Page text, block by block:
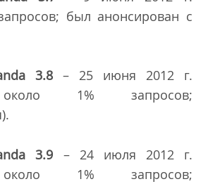
был анонсирован с
3.8 – 25 июня 2012 г.
около 1% запросов;
3.9 – 24 июля 2012 г.
около 1% запросов;